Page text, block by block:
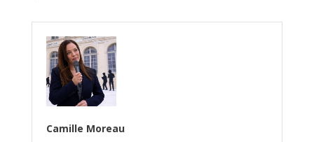
Camille Moreau